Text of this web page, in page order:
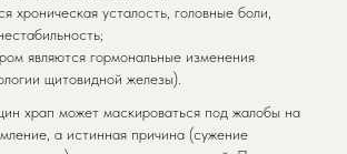
хроническая усталость, головные боли,
являются гормональные изменения
щитовидной железы).
храп может маскироваться под жалобы на
а истинная причина (сужение